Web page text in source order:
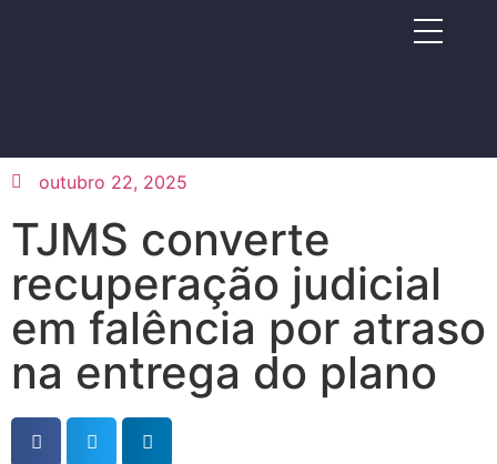
outubro 22, 2025
TJMS converte
recuperação judicial
em falência por atraso
na entrega do plano